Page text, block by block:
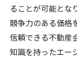
ることが可能とな
競争力のある価格
信頼できる不動産
知識を持ったエー